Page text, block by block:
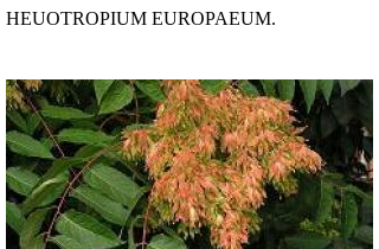
HEUOTROPIUM EUROPAEUM.